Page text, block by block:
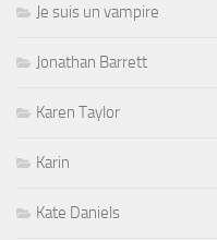
Je suis un vampire
Jonathan Barrett
Karen Taylor
Karin
Kate Daniels